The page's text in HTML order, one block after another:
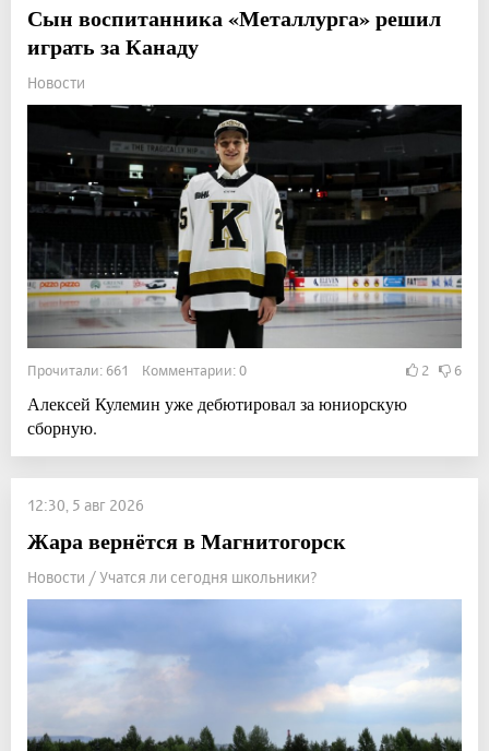
Сын воспитанника «Металлурга» решил
играть за Канаду
Новости
Прочитали: 661 Комментарии: 0 2 6
Алексей Кулемин уже дебютировал за юниорскую
сборную.
12:30, 5 авг 2026
Жара вернётся в Магнитогорск
Новости / Учатся ли сегодня школьники?